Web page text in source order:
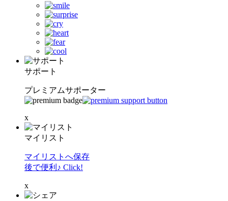
サポート
プレミアムサポーター
x
マイリスト
マイリストへ保存
後で便利♪ Click!
x